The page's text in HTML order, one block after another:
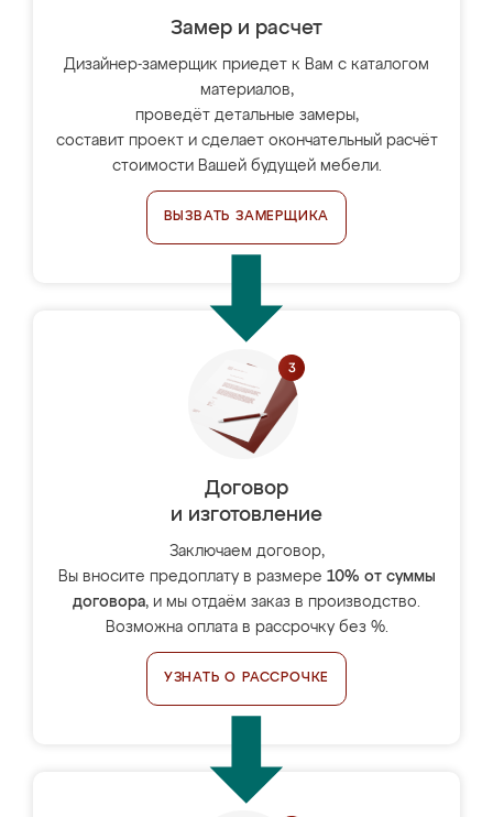
Замер и расчет
Дизайнер-замерщик приедет к Вам с каталогом
материалов,
проведёт детальные замеры,
составит проект и сделает окончательный расчёт
стоимости Вашей будущей мебели.
ВЫЗВАТЬ ЗАМЕРЩИКА
Договор
и изготовление
Заключаем договор,
Вы вносите предоплату в размере 10% от суммы
договора, и мы отдаём заказ в производство.
Возможна оплата в рассрочку без %.
УЗНАТЬ О РАССРОЧКЕ